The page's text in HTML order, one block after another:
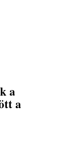
a
a